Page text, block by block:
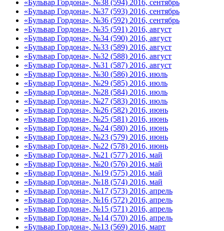
«Бульвар Гордона», №38 (594) 2016, сентябрь
«Бульвар Гордона», №37 (593) 2016, сентябрь
«Бульвар Гордона», №36 (592) 2016, сентябрь
«Бульвар Гордона», №35 (591) 2016, август
«Бульвар Гордона», №34 (590) 2016, август
«Бульвар Гордона», №33 (589) 2016, август
«Бульвар Гордона», №32 (588) 2016, август
«Бульвар Гордона», №31 (587) 2016, август
«Бульвар Гордона», №30 (586) 2016, июль
«Бульвар Гордона», №29 (585) 2016, июль
«Бульвар Гордона», №28 (584) 2016, июль
«Бульвар Гордона», №27 (583) 2016, июль
«Бульвар Гордона», №26 (582) 2016, июнь
«Бульвар Гордона», №25 (581) 2016, июнь
«Бульвар Гордона», №24 (580) 2016, июнь
«Бульвар Гордона», №23 (579) 2016, июнь
«Бульвар Гордона», №22 (578) 2016, июнь
«Бульвар Гордона», №21 (577) 2016, май
«Бульвар Гордона», №20 (576) 2016, май
«Бульвар Гордона», №19 (575) 2016, май
«Бульвар Гордона», №18 (574) 2016, май
«Бульвар Гордона», №17 (573) 2016, апрель
«Бульвар Гордона», №16 (572) 2016, апрель
«Бульвар Гордона», №15 (571) 2016, апрель
«Бульвар Гордона», №14 (570) 2016, апрель
«Бульвар Гордона», №13 (569) 2016, март